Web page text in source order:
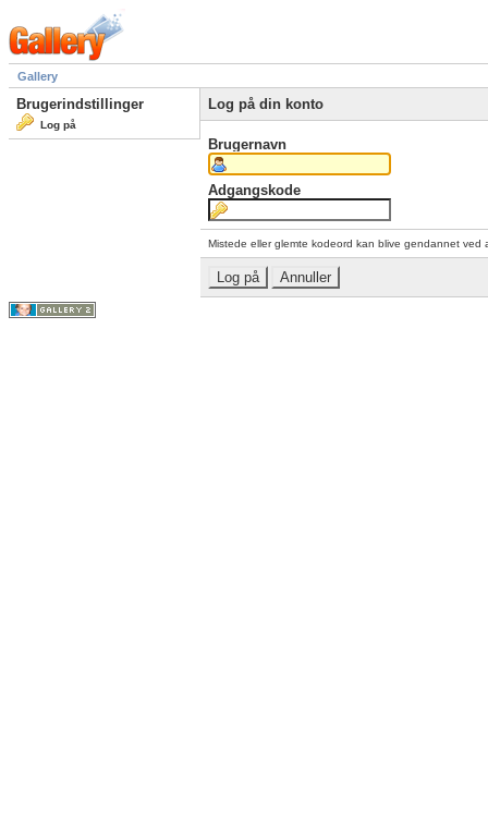
Gallery
Brugerindstillinger
Log på
Log på din konto
Brugernavn
Adgangskode
Mistede eller glemte kodeord kan blive gendannet ved